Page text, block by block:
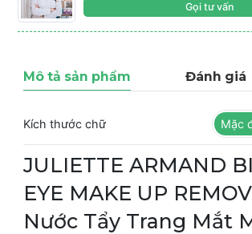
Gọi tư vấn
Mô tả sản phẩm Đánh giá
Kích thước chữ Mặc
JULIETTE ARMAND
EYE MAKE UP
Nước Tẩy Trang Mắt